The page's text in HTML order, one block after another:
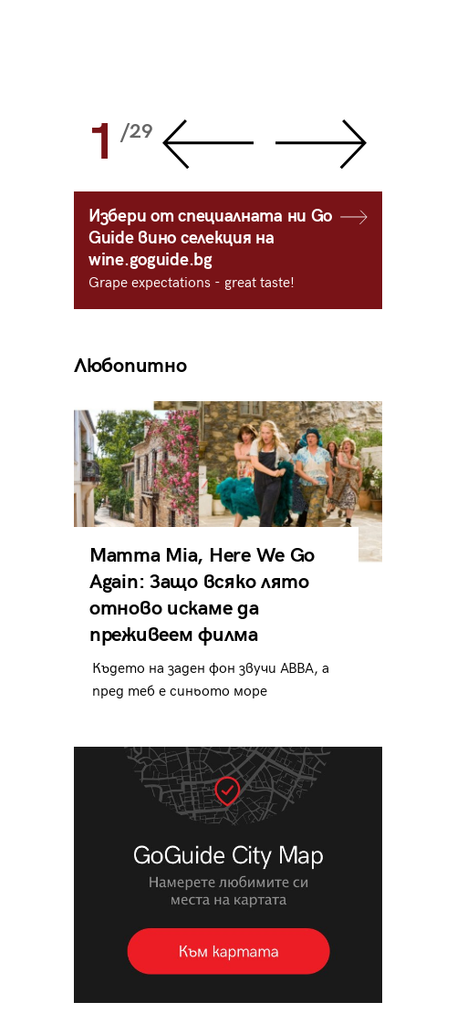
1 /29
Избери от специалната ни Go
Guide вино селекция на
wine.goguide.bg
Grape expectations - great taste!
Любопитно
Mamma Mia, Here We Go
Again: Защо всяко лято
отново искаме да
преживеем филма
Където на заден фон звучи ABBA, а
пред теб е синьото море